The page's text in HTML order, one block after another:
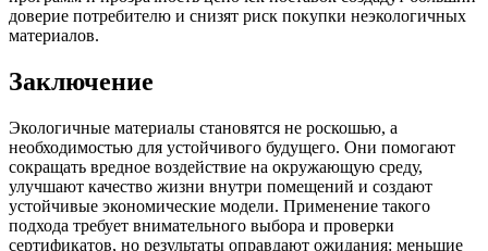
доверие потребителю и снизят риск покупки неэкологичных
материалов.
Заключение
Экологичные материалы становятся не роскошью, а
необходимостью для устойчивого будущего. Они помогают
сокращать вредное воздействие на окружающую среду,
улучшают качество жизни внутри помещений и создают
устойчивые экономические модели. Применение такого
подхода требует внимательного выбора и проверки
сертификатов, но результаты оправдают ожидания: меньшие